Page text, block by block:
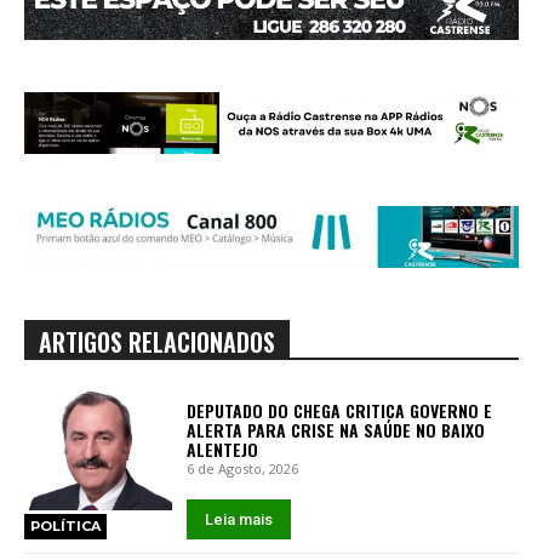
ARTIGOS RELACIONADOS
POLÍTICA
DEPUTADO DO CHEGA CRITICA GOVERNO E
ALERTA PARA CRISE NA SAÚDE NO BAIXO
ALENTEJO
6 de Agosto, 2026
Leia mais